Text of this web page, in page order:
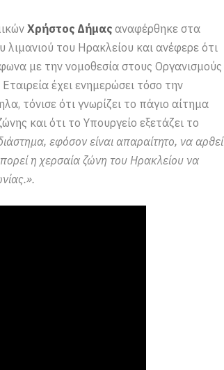
Χρήστος Δήμας αναφέρθηκε στα
του Ηρακλείου και ανέφερε ότι
με την νομοθεσία στους Οργανισμούς
έχει ενημερώσει τόσο την
τόνισε ότι γνωρίζει το πάγιο αίτημα
και ότι το Υπουργείο εξετάζει το
εφόσον είναι απαραίτητο, να αρθεί
η χερσαία ζώνη του Ηρακλείου να